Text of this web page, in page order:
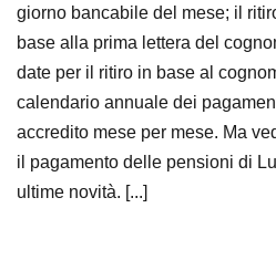
giorno bancabile del mese; il
base alla prima lettera del
date per il ritiro in base al
calendario annuale dei
accredito mese per mese. Ma
il pagamento delle pensioni di
ultime novità. [...]